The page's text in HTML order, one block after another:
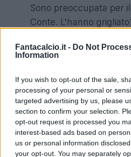
Fantacalcio.it - Do Not
Information
If you wish to opt-out of the sale,
processing of your personal or
targeted advertising by us, please
section to confirm your selection.
opt-out request is processed you
interest-based ads based on
us or personal information
your opt-out. You may separately
Sono preoccupata per
Conte. L'hanno
Luglio 2014
NOTIZIE CHE FANNO